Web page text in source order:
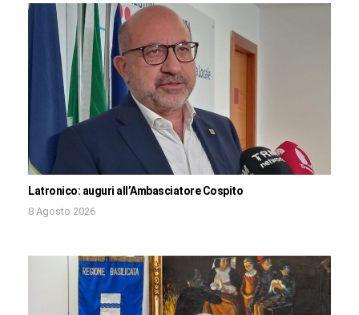
Latronico: auguri all’Ambasciatore Cospito
8 Agosto 2026